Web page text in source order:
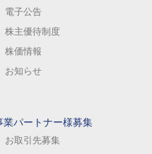
電子公告
株主優待制度
株価情報
お知らせ
業パートナー様募集
お取引先募集